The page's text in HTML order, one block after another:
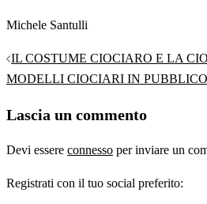
Michele Santulli
Navigazione
articolo
IL COSTUME CIOCIARO E LA
MODELLI CIOCIARI IN
Lascia un commento
Devi essere connesso per inviare un
Registrati con il tuo social preferito: